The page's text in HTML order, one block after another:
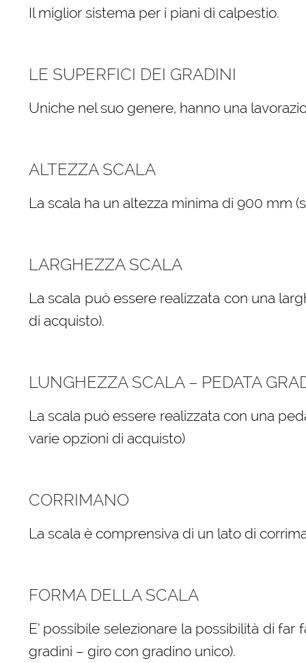
Il miglior sistema per i piani di calpestio.
LE SUPERFICI DEI GRADINI
Uniche nel suo genere, hanno una
ALTEZZA SCALA
La scala ha un altezza minima di 900 mm
LARGHEZZA SCALA
La scala può essere realizzata con una
di acquisto).
LUNGHEZZA SCALA – PEDATA
La scala può essere realizzata con una
varie opzioni di acquisto)
CORRIMANO
La scala è comprensiva di un lato di
FORMA DELLA SCALA
E’ possibile selezionare la possibilità di
gradini – giro con gradino unico).